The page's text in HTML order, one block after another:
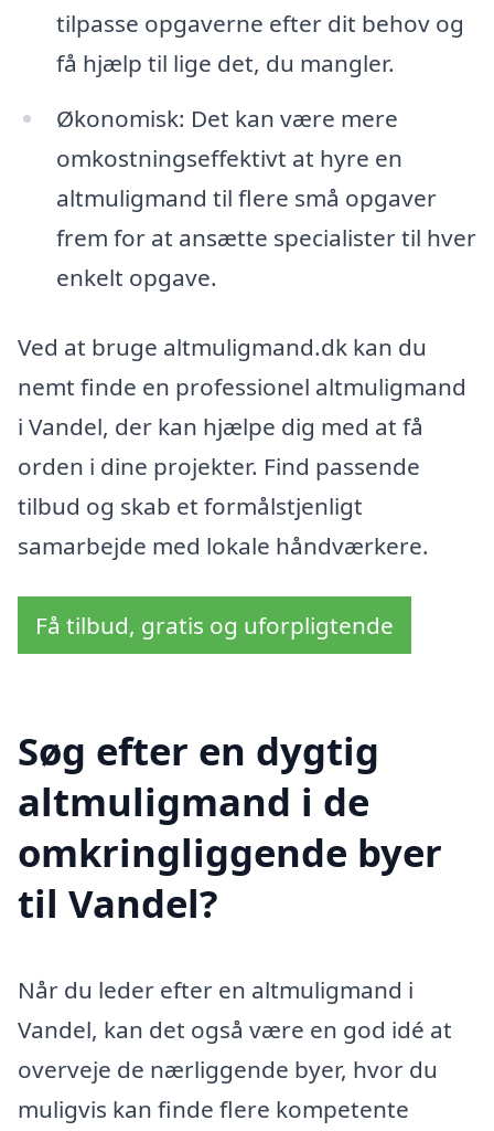
tilpasse opgaverne efter dit behov og
få hjælp til lige det, du mangler.
Økonomisk: Det kan være mere
omkostningseffektivt at hyre en
altmuligmand til flere små opgaver
frem for at ansætte specialister til hver
enkelt opgave.
Ved at bruge altmuligmand.dk kan du
nemt finde en professionel altmuligmand
i Vandel, der kan hjælpe dig med at få
orden i dine projekter. Find passende
tilbud og skab et formålstjenligt
samarbejde med lokale håndværkere.
Få tilbud, gratis og uforpligtende
Søg efter en dygtig
altmuligmand i de
omkringliggende byer
til Vandel?
Når du leder efter en altmuligmand i
Vandel, kan det også være en god idé at
overveje de nærliggende byer, hvor du
muligvis kan finde flere kompetente